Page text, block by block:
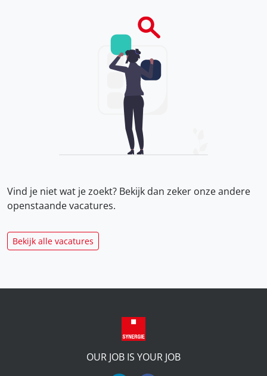
Vind je niet wat je zoekt? Bekijk dan zeker onzeandere
openstaande vacatures.
Bekijk alle vacatures
OUR JOB IS YOUR JOB